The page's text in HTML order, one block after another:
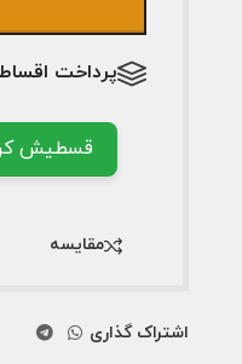
پرداخت
قسطیش
مقایسه
اشتراک گذاری